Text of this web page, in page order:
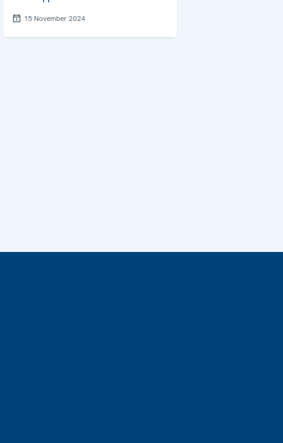
15 November 2024